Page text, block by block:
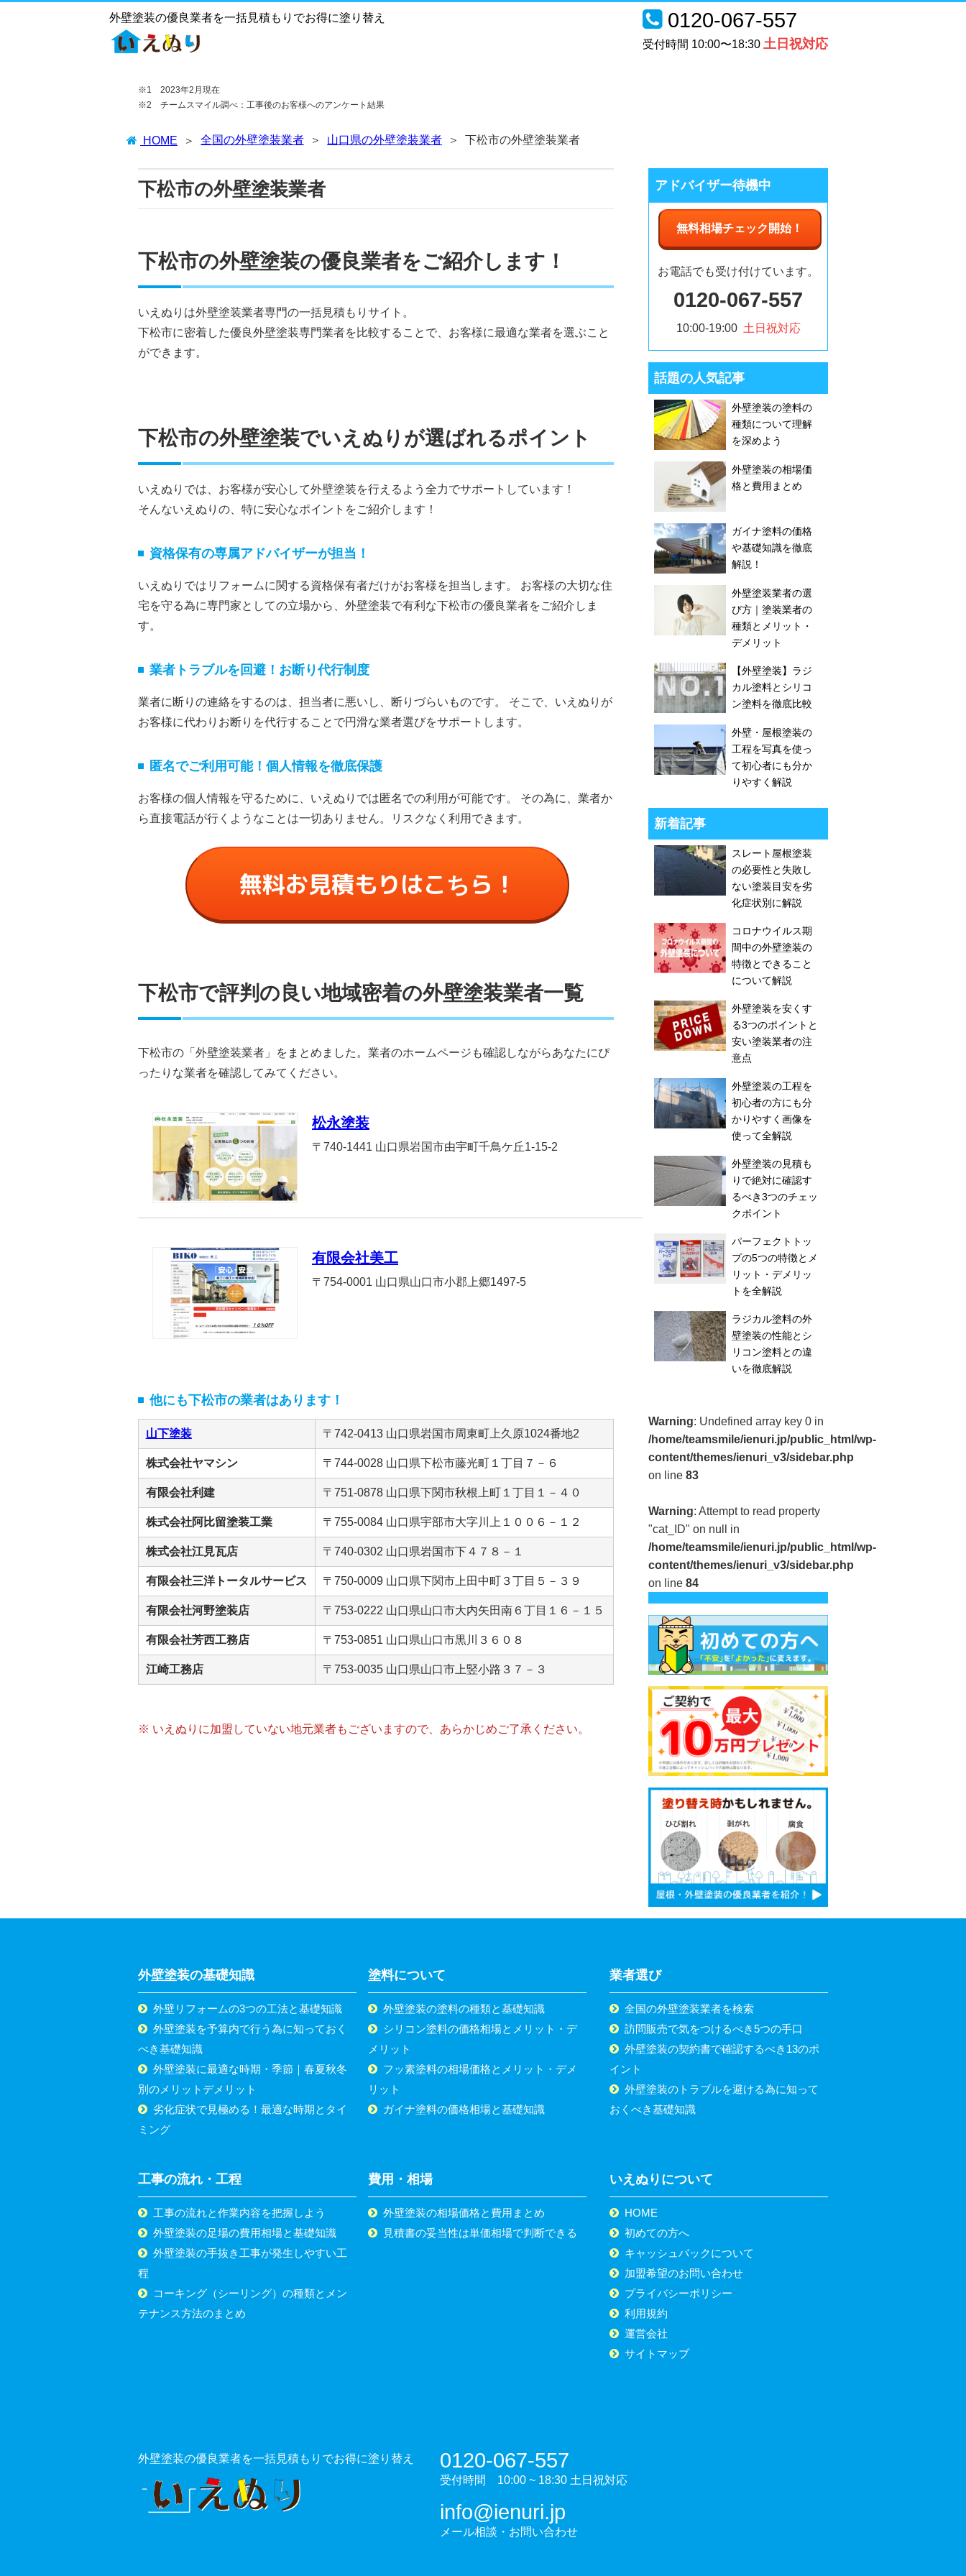
外壁塗装の優良業者を一括見積もりでお得に塗り替え 0120-067-557
受付時間 10:00〜18:30 土日祝対応
※1 2023年2月現在
※2 チームスマイル調べ：工事後のお客様へのアンケート結果
HOME 全国の外壁塗装業者 山口県の外壁塗装業者 下松市の外壁塗装業者
下松市の外壁塗装業者
下松市の外壁塗装の優良業者をご紹介します！
いえぬりは外壁塗装業者専門の一括見積もりサイト。
下松市に密着した優良外壁塗装専門業者を比較することで、お客様に最適な業者を選ぶこと
ができます。
下松市の外壁塗装でいえぬりが選ばれるポイント
いえぬりでは、お客様が安心して外壁塗装を行えるよう全力でサポートしています！
そんないえぬりの、特に安心なポイントをご紹介します！
資格保有の専属アドバイザーが担当！
いえぬりではリフォームに関する資格保有者だけがお客様を担当します。 お客様の大切な住
宅を守る為に専門家としての立場から、外壁塗装で有利な下松市の優良業者をご紹介しま
す。
業者トラブルを回避！お断り代⾏制度
業者に断りの連絡をするのは、担当者に悪いし、断りづらいものです。 そこで、いえぬりが
お客様に代わりお断りを代⾏することで円滑な業者選びをサポートします。
匿名でご利⽤可能！個⼈情報を徹底保護
お客様の個⼈情報を守るために、いえぬりでは匿名での利⽤が可能です。 その為に、業者か
ら直接電話が⾏くようなことは⼀切ありません。リスクなく利⽤できます。
無料お見積もりはこちら！
下松市で評判の良い地域密着の外壁塗装業者一覧
下松市の「外壁塗装業者」をまとめました。業者のホームページも確認しながらあなたにぴ
ったりな業者を確認してみてください。
松永塗装
〒740-1441 山口県岩国市由宇町千鳥ケ丘1-15-2
有限会社美工
〒754-0001 山口県山口市小郡上郷1497-5
他にも下松市の業者はあります！
山下塗装 〒742-0413 山口県岩国市周東町上久原1024番地2
株式会社ヤマシン 〒744-0028 山口県下松市藤光町１丁目７－６
有限会社利建 〒751-0878 山口県下関市秋根上町１丁目１－４０
株式会社阿比留塗装工業 〒755-0084 山口県宇部市大字川上１００６－１２
株式会社江見瓦店 〒740-0302 山口県岩国市下４７８－１
有限会社三洋トータルサービス 〒750-0009 山口県下関市上田中町３丁目５－３９
有限会社河野塗装店 〒753-0222 山口県山口市大内矢田南６丁目１６－１５
有限会社芳西工務店 〒753-0851 山口県山口市黒川３６０８
江崎工務店 〒753-0035 山口県山口市上竪小路３７－３
※ いえぬりに加盟していない地元業者もございますので、あらかじめご了承ください。
アドバイザー待機中
無料相場チェック 開始！
お電話でも受け付けています。
0120-067-557
10:00-19:00 土日祝対応
話題の人気記事
外壁塗装の塗料の
種類について理解
を深めよう
外壁塗装の相場価
格と費用まとめ
ガイナ塗料の価格
や基礎知識を徹底
解説！
外壁塗装業者の選
び方｜塗装業者の
種類とメリット・
デメリット
【外壁塗装】ラジ
カル塗料とシリコ
ン塗料を徹底比較
外壁・屋根塗装の
工程を写真を使っ
て初心者にも分か
りやすく解説
新着記事
スレート屋根塗装
の必要性と失敗し
ない塗装目安を劣
化症状別に解説
コロナウイルス期
間中の外壁塗装の
特徴とできること
について解説
外壁塗装を安くす
る3つのポイントと
安い塗装業者の注
意点
外壁塗装の工程を
初心者の方にも分
かりやすく画像を
使って全解説
外壁塗装の見積も
りで絶対に確認す
るべき3つのチェッ
クポイント
パーフェクトトッ
プの5つの特徴とメ
リット・デメリッ
トを全解説
ラジカル塗料の外
壁塗装の性能とシ
リコン塗料との違
いを徹底解説
Warning: Undefined array key 0 in
/home/teamsmile/ienuri.jp/public_html/wp-
content/themes/ienuri_v3/sidebar.php
on line83
Warning: Attempt to read property
"cat_ID" on null in
/home/teamsmile/ienuri.jp/public_html/wp-
content/themes/ienuri_v3/sidebar.php
on line84
外壁塗装の基礎知識
外壁リフォームの3つの工法と基礎知識
外壁塗装を予算内で行う為に知っておく
べき基礎知識
外壁塗装に最適な時期・季節｜春夏秋冬
別のメリットデメリット
劣化症状で見極める！最適な時期とタイ
ミング
塗料について
外壁塗装の塗料の種類と基礎知識
シリコン塗料の価格相場とメリット・デ
メリット
フッ素塗料の相場価格とメリット・デメ
リット
ガイナ塗料の価格相場と基礎知識
業者選び
全国の外壁塗装業者を検索
訪問販売で気をつけるべき5つの手口
外壁塗装の契約書で確認するべき13のポ
イント
外壁塗装のトラブルを避ける為に知って
おくべき基礎知識
工事の流れ・工程
工事の流れと作業内容を把握しよう
外壁塗装の足場の費用相場と基礎知識
外壁塗装の手抜き工事が発生しやすい工
程
コーキング（シーリング）の種類とメン
テナンス方法のまとめ
費用・相場
外壁塗装の相場価格と費用まとめ
見積書の妥当性は単価相場で判断できる
いえぬりについて
HOME
初めての方へ
キャッシュバックについて
加盟希望のお問い合わせ
プライバシーポリシー
利用規約
運営会社
サイトマップ
外壁塗装の優良業者を一括見積もりでお得に塗り替え 0120-067-557
受付時間 10:00 ~ 18:30 土日祝対応
info@ienuri.jp
メール相談・お問い合わせ